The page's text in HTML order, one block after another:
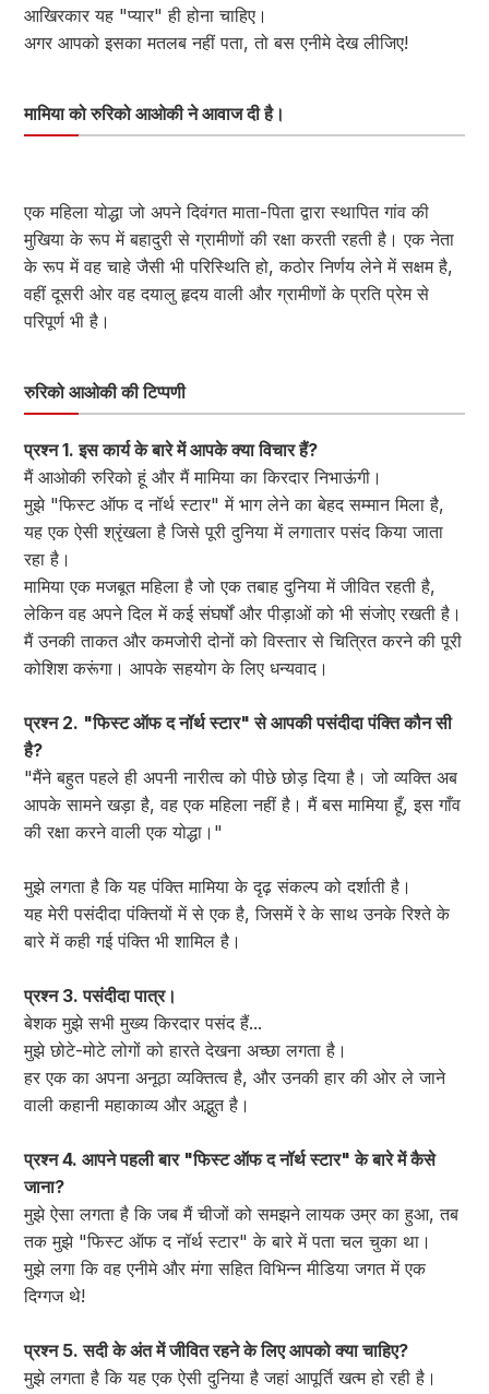
आखिरकार यह "प्यार" ही होना चाहिए।
अगर आपको इसका मतलब नहीं पता, तो बस एनीमे देख लीजिए!
मामिया को रुरिको आओकी ने आवाज दी है।
एक महिला योद्धा जो अपने दिवंगत माता-पिता द्वारा स्थापित गांव की
मुखिया के रूप में बहादुरी से ग्रामीणों की रक्षा करती रहती है। एक नेता
के रूप में वह चाहे जैसी भी परिस्थिति हो, कठोर निर्णय लेने में सक्षम है,
वहीं दूसरी ओर वह दयालु हृदय वाली और ग्रामीणों के प्रति प्रेम से
परिपूर्ण भी है।
रुरिको आओकी की टिप्पणी
प्रश्न 1. इस कार्य के बारे में आपके क्या विचार हैं?
मैं आओकी रुरिको हूं और मैं मामिया का किरदार निभाऊंगी।
मुझे "फिस्ट ऑफ द नॉर्थ स्टार" में भाग लेने का बेहद सम्मान मिला है,
यह एक ऐसी श्रृंखला है जिसे पूरी दुनिया में लगातार पसंद किया जाता
रहा है।
मामिया एक मजबूत महिला है जो एक तबाह दुनिया में जीवित रहती है,
लेकिन वह अपने दिल में कई संघर्षों और पीड़ाओं को भी संजोए रखती है।
मैं उनकी ताकत और कमजोरी दोनों को विस्तार से चित्रित करने की पूरी
कोशिश करूंगा। आपके सहयोग के लिए धन्यवाद।
प्रश्न 2. "फिस्ट ऑफ द नॉर्थ स्टार" से आपकी पसंदीदा पंक्ति कौन सी
है?
"मैंने बहुत पहले ही अपनी नारीत्व को पीछे छोड़ दिया है। जो व्यक्ति अब
आपके सामने खड़ा है, वह एक महिला नहीं है। मैं बस मामिया हूँ, इस गाँव
की रक्षा करने वाली एक योद्धा।"
मुझे लगता है कि यह पंक्ति मामिया के दृढ़ संकल्प को दर्शाती है।
यह मेरी पसंदीदा पंक्तियों में से एक है, जिसमें रे के साथ उनके रिश्ते के
बारे में कही गई पंक्ति भी शामिल है।
प्रश्न 3. पसंदीदा पात्र।
बेशक मुझे सभी मुख्य किरदार पसंद हैं...
मुझे छोटे-मोटे लोगों को हारते देखना अच्छा लगता है।
हर एक का अपना अनूठा व्यक्तित्व है, और उनकी हार की ओर ले जाने
वाली कहानी महाकाव्य और अद्भुत है।
प्रश्न 4. आपने पहली बार "फिस्ट ऑफ द नॉर्थ स्टार" के बारे में कैसे
जाना?
मुझे ऐसा लगता है कि जब मैं चीजों को समझने लायक उम्र का हुआ, तब
तक मुझे "फिस्ट ऑफ द नॉर्थ स्टार" के बारे में पता चल चुका था।
मुझे लगा कि वह एनीमे और मंगा सहित विभिन्न मीडिया जगत में एक
दिग्गज थे!
प्रश्न 5. सदी के अंत में जीवित रहने के लिए आपको क्या चाहिए?
मुझे लगता है कि यह एक ऐसी दुनिया है जहां आपूर्ति खत्म हो रही है।